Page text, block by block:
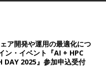
ア開発や運用の最適化につ
ン・イベント『AI + HPC
DAY 2025』参加申込受付